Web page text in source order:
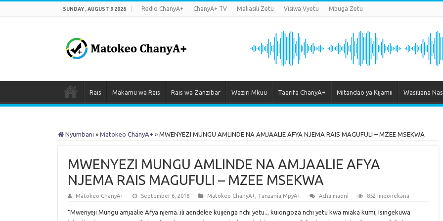
SUNDAY , AUGUST 9 2026 Redio ChanyA+ ChanyA+ TV Maliasili Zetu Visiwa Vyetu Mbuga Zetu
Rais Makamu wa Rais Rais wa Zanzibar Waziri Mkuu Taarifa ChanyA+ Mitandao ya Kijamii Wasiliana
Nyumbani » Matokeo ChanyA+ » MWENYEZI MUNGU AMLINDE NA AMJAALIE AFYA NJEMA RAIS MAGUFULI – MZEE MSEKWA
MWENYEZI MUNGU AMLINDE NA AMJAALIE AFYA
NJEMA RAIS MAGUFULI – MZEE MSEKWA
Matokeo ChanyA+ September 6, 2018 Matokeo ChanyA+ Tanzania MpyA+ Acha maoni 852 Imeonekana
“Mwenyeji Mungu amjaalie Afya njema..ili aendelee kuijenga nchi yetu.., kuiongoza nchi yetu kwa miaka kumi; Isingekuwa